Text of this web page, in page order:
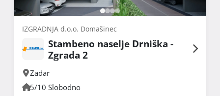
IZGRADNJA d.o.o. Domašinec
Stambeno naselje Drniška -
Zgrada 2
Zadar
5/10 Slobodno